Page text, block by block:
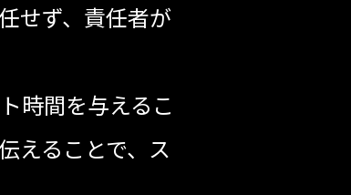
せず、責任者が
時間を与えるこ
えることで、ス